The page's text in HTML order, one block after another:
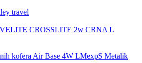
CROSSLITE 2w CRNA L